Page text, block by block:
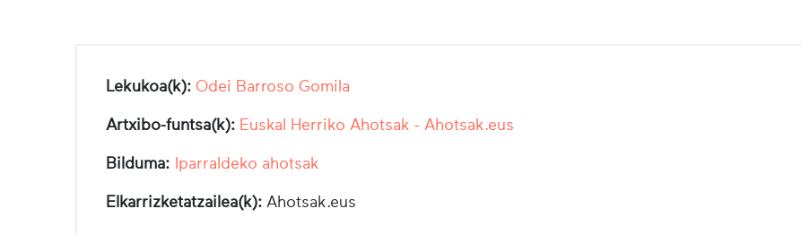
Lekukoa(k): Odei Barroso Gomila
Artxibo-funtsa(k): Euskal Herriko Ahotsak - Ahotsak.eus
Bilduma: Iparraldeko ahotsak
Elkarrizketatzailea(k): Ahotsak.eus